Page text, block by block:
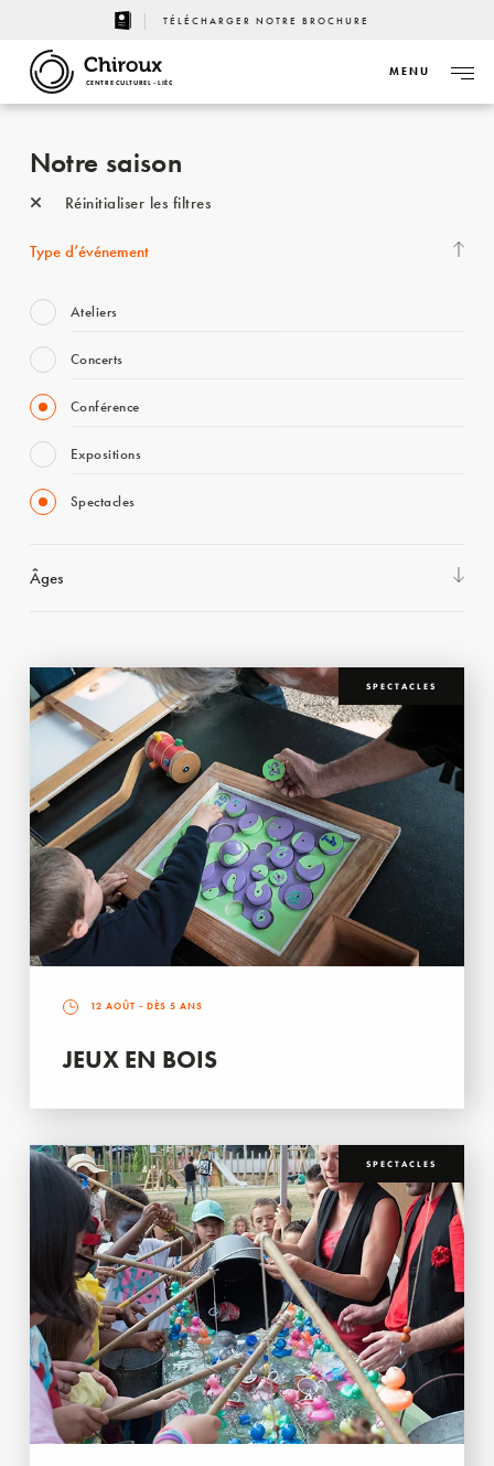
TÉLÉCHARGER NOTRE BROCHURE
CENTRE CULTUREL - LIÈGE
MENU
Notre saison
Réinitialiser les filtres
Type d’événement
Ateliers
Concerts
Conférence
Expositions
Spectacles
Âges
SPECTACLES
12 AOÛT - DÈS 5 ANS
JEUX EN BOIS
SPECTACLES